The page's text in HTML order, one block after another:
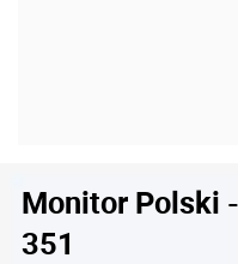
Monitor Polski
351